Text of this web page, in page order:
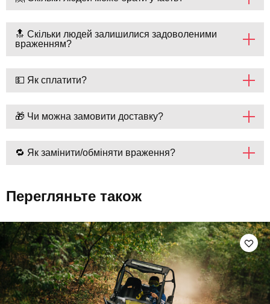
🔝 Скільки людей залишилися задоволеними
враженням?
💵 Як сплатити?
🎁 Чи можна замовити доставку?
🔁 Як замінити/обміняти враження?
Перегляньте також